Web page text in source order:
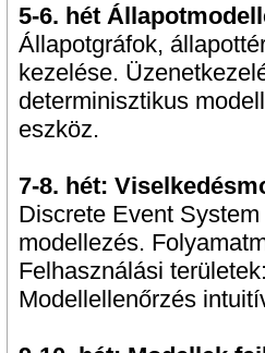
5-6. hét
Állapotgráfok,
kezelése.
determinisztikus
eszköz.
7-8. hét:
Discrete Event
modellezés.
Felhasználási
Modellellenőrzés